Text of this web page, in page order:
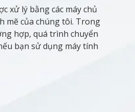
xử lý bằng các máy chủ
mẽ của chúng tôi. Trong
hợp, quá trình chuyển
bạn sử dụng máy tính